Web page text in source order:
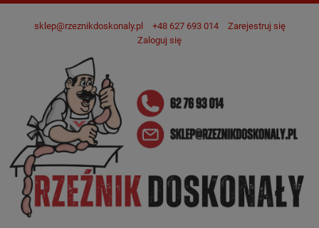
sklep@rzeznikdoskonaly.pl +48 627 693 014
Zarejestruj się
Zaloguj się